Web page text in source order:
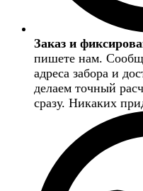
Заказ и
пишете нам.
адреса забора и
делаем точный
сразу. Никаких